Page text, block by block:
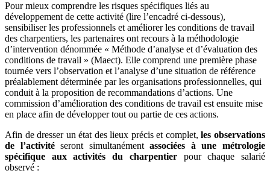
Pour mieux comprendre les risques spécifiques liés au
développement de cette activité (lire l’encadré ci-dessous),
sensibiliser les professionnels et améliorer les conditions de travail
des charpentiers, les partenaires ont recours à la méthodologie
d’intervention dénommée « Méthode d’analyse et d’évaluation des
conditions de travail » (Maect). Elle comprend une première phase
tournée vers l’observation et l’analyse d’une situation de référence
préalablement déterminée par les organisations professionnelles, qui
conduit à la proposition de recommandations d’actions. Une
commission d’amélioration des conditions de travail est ensuite mise
en place afin de développer tout ou partie de ces actions.
Afin de dresser un état des lieux précis et complet,les observations
de l’activitéseront simultanémentassociées à une métrologie
spécifique aux activités du charpentierpour chaque salarié
observé :